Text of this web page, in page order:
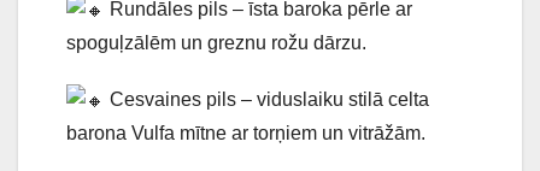
Rundāles pils – īsta baroka pērle ar
spoguļzālēm un greznu rožu dārzu.
Cesvaines pils – viduslaiku stilā celta
barona Vulfa mītne ar torņiem un vitrāžām.